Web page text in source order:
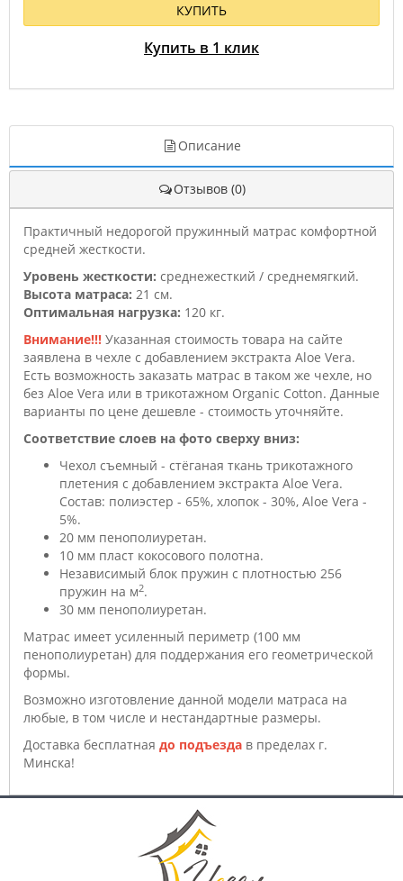
КУПИТЬ
Купить в 1 клик
Описание
Отзывов (0)
Практичный недорогой пружинный матрас комфортной
средней жесткости.
Уровень жесткости: среднежесткий / среднемягкий.
Высота матраса: 21 см.
Оптимальная нагрузка: 120 кг.
Внимание!!! Указанная стоимость товара на сайте
заявлена в чехле с добавлением экстракта Aloe Vera.
Есть возможность заказать матрас в таком же чехле, но
без Aloe Vera или в трикотажном Organic Cotton. Данные
варианты по цене дешевле - стоимость уточняйте.
Соответствие слоев на фото сверху вниз:
Чехол съемный - стёганая ткань трикотажного
плетения с добавлением экстракта Aloe Vera.
Состав: полиэстер - 65%, хлопок - 30%, Aloe Vera -
5%.
20 мм пенополиуретан.
10 мм пласт кокосового полотна.
Независимый блок пружин с плотностью 256
пружин на м2.
30 мм пенополиуретан.
Матрас имеет усиленный периметр (100 мм
пенополиуретан) для поддержания его геометрической
формы.
Возможно изготовление данной модели матраса на
любые, в том числе и нестандартные размеры.
Доставка бесплатная до подъезда в пределах г.
Минска!